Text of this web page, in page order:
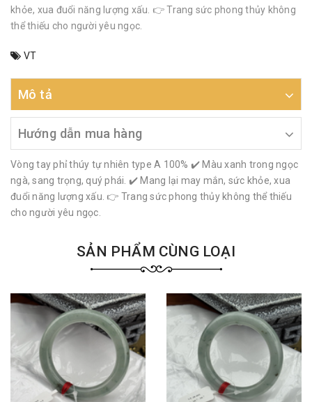
khỏe, xua đuổi năng lượng xấu. 👉 Trang sức phong thủy không
thể thiếu cho người yêu ngọc.
VT
Mô tả
Hướng dẫn mua hàng
Vòng tay phỉ thúy tự nhiên type A 100% ✔️ Màu xanh trong ngọc
ngà, sang trọng, quý phái. ✔️ Mang lại may mắn, sức khỏe, xua
đuổi năng lượng xấu. 👉 Trang sức phong thủy không thể thiếu
cho người yêu ngọc.
SẢN PHẨM CÙNG LOẠI